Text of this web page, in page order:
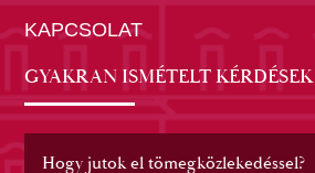
KAPCSOLAT
GYAKRAN ISMÉTELT KÉRDÉSEK
Hogy jutok el tömegközlekedéssel?